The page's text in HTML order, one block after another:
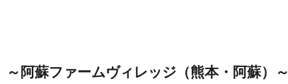
阿蘇ファームヴィレッジ（熊本・阿蘇）～